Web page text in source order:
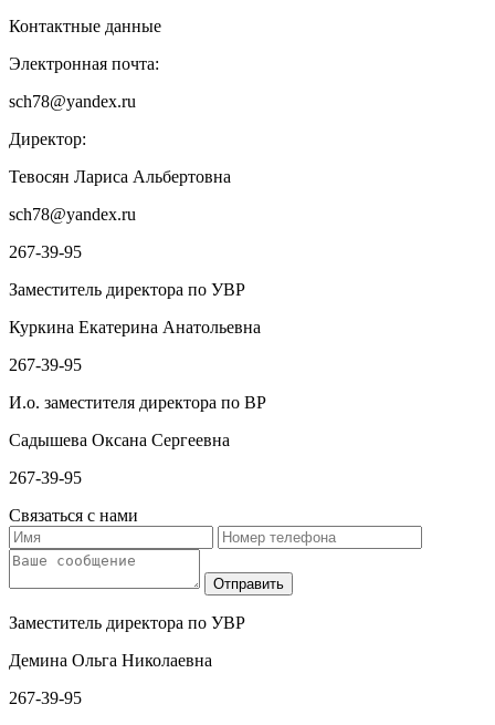
Контактные данные
Электронная почта:
sch78@yandex.ru
Директор:
Тевосян Лариса Альбертовна
sch78@yandex.ru
267-39-95
Заместитель директора по УВР
Куркина Екатерина Анатольевна
267-39-95
И.о. заместителя директора по ВР
Садышева Оксана Сергеевна
267-39-95
Связаться с нами
Заместитель директора по УВР
Демина Ольга Николаевна
267-39-95